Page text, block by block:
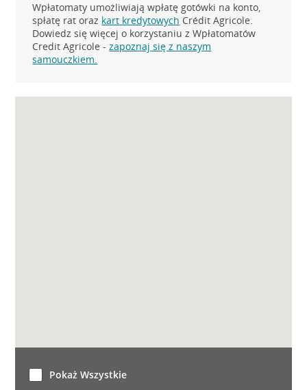
Wpłatomaty umożliwiają wpłatę gotówki na konto,
spłatę rat oraz kart kredytowych Crédit Agricole.
Dowiedz się więcej o korzystaniu z Wpłatomatów
Credit Agricole -zapoznaj się z naszym
samouczkiem.
Pokaż Wszystkie